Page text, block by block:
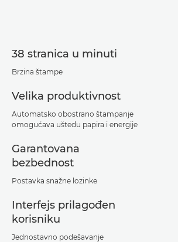
38 stranica u minuti
Brzina štampe
Velika produktivnost
Automatsko obostrano štampanje
omogućava uštedu papira i energije
Garantovana
bezbednost
Postavka snažne lozinke
Interfejs prilagođen
korisniku
Jednostavno podešavanje